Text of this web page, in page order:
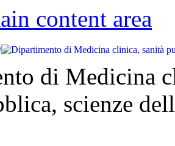
content area
di Medicina
scienze